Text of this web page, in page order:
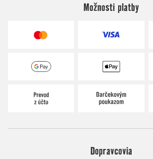
Možnosti platby
Dopravcovia